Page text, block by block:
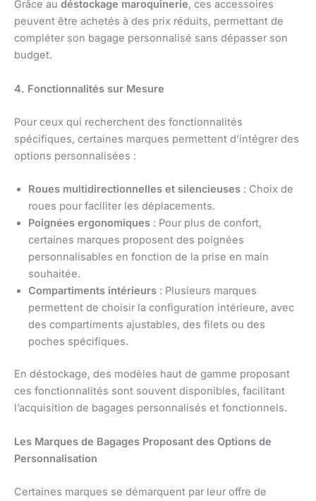
Grâce au déstockage maroquinerie, ces accessoires
peuvent être achetés à des prix réduits, permettant de
compléter son bagage personnalisé sans dépasser son
budget.
4. Fonctionnalités sur Mesure
Pour ceux qui recherchent des fonctionnalités
spécifiques, certaines marques permettent d’intégrer des
options personnalisées :
Roues multidirectionnelles et silencieuses : Choix de
roues pour faciliter les déplacements.
Poignées ergonomiques : Pour plus de confort,
certaines marques proposent des poignées
personnalisables en fonction de la prise en main
souhaitée.
Compartiments intérieurs : Plusieurs marques
permettent de choisir la configuration intérieure, avec
des compartiments ajustables, des filets ou des
poches spécifiques.
En déstockage, des modèles haut de gamme proposant
ces fonctionnalités sont souvent disponibles, facilitant
l’acquisition de bagages personnalisés et fonctionnels.
Les Marques de Bagages Proposant des Options de
Personnalisation
Certaines marques se démarquent par leur offre de